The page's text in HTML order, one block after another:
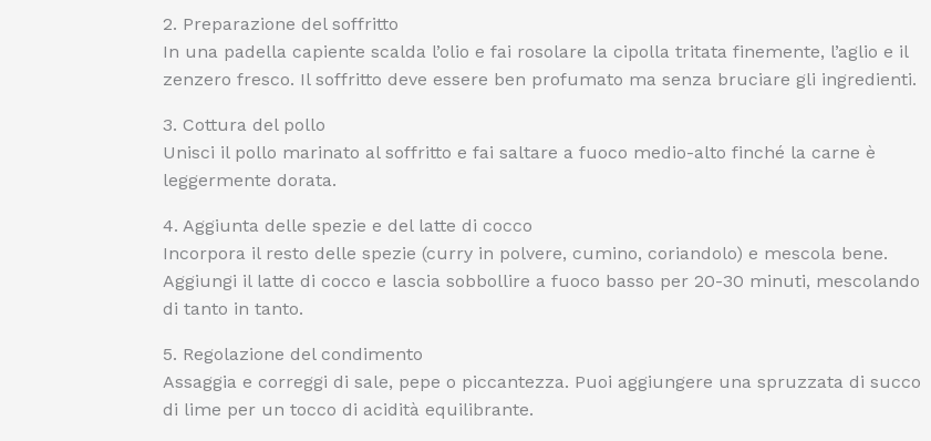
2. Preparazione del soffritto
In una padella capiente scalda l’olio e fai rosolare la cipolla tritata finemente, l’aglio e il
zenzero fresco. Il soffritto deve essere ben profumato ma senza bruciare gli ingredienti.
3. Cottura del pollo
Unisci il pollo marinato al soffritto e fai saltare a fuoco medio-alto finché la carne è
leggermente dorata.
4. Aggiunta delle spezie e del latte di cocco
Incorpora il resto delle spezie (curry in polvere, cumino, coriandolo) e mescola bene.
Aggiungi il latte di cocco e lascia sobbollire a fuoco basso per 20-30 minuti, mescolando
di tanto in tanto.
5. Regolazione del condimento
Assaggia e correggi di sale, pepe o piccantezza. Puoi aggiungere una spruzzata di succo
di lime per un tocco di acidità equilibrante.